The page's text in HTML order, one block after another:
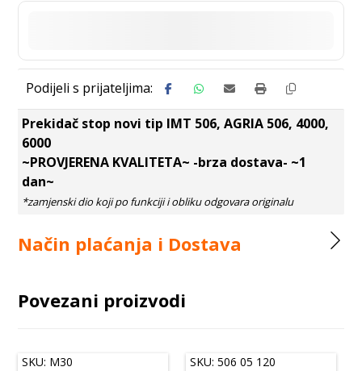
Prekidač stop novi tip IMT 506, AGRIA 506, 4000,
6000
~PROVJERENA KVALITETA~ -brza dostava- ~1
dan~
Način plaćanja i Dostava
Povezani proizvodi
SKU: M30 SKU: 506 05 120